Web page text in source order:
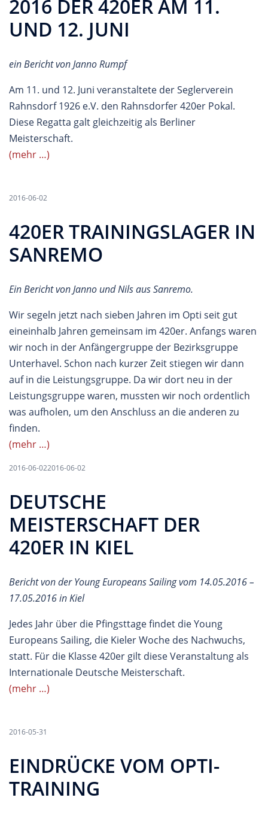
2016 DER 420ER AM 11.
UND 12. JUNI
ein Bericht von Janno Rumpf
Am 11. und 12. Juni veranstaltete der Seglerverein
Rahnsdorf 1926 e.V. den Rahnsdorfer 420er Pokal.
Diese Regatta galt gleichzeitig als Berliner
Meisterschaft.
(mehr …)
2016-06-02
420ER TRAININGSLAGER IN
SANREMO
Ein Bericht von Janno und Nils aus Sanremo.
Wir segeln jetzt nach sieben Jahren im Opti seit gut
eineinhalb Jahren gemeinsam im 420er. Anfangs waren
wir noch in der Anfängergruppe der Bezirksgruppe
Unterhavel. Schon nach kurzer Zeit stiegen wir dann
auf in die Leistungsgruppe. Da wir dort neu in der
Leistungsgruppe waren, mussten wir noch ordentlich
was aufholen, um den Anschluss an die anderen zu
finden.
(mehr …)
2016-06-022016-06-02
DEUTSCHE
MEISTERSCHAFT DER
420ER IN KIEL
Bericht von der Young Europeans Sailing vom 14.05.2016 –
17.05.2016 in Kiel
Jedes Jahr über die Pfingsttage findet die Young
Europeans Sailing, die Kieler Woche des Nachwuchs,
statt. Für die Klasse 420er gilt diese Veranstaltung als
Internationale Deutsche Meisterschaft.
(mehr …)
2016-05-31
EINDRÜCKE VOM OPTI-
TRAINING